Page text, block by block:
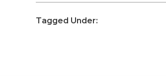
Tagged Under: